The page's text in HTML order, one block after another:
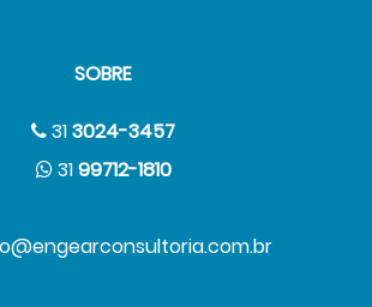
SOBRE
313024-3457
3199712-1810